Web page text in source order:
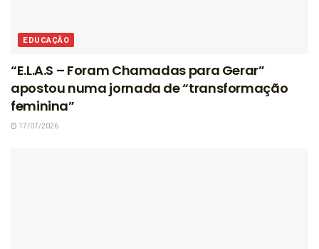
EDUCAÇÃO
“E.L.A.S – Foram Chamadas para Gerar”
apostou numa jornada de “transformação
feminina”
17/07/2026